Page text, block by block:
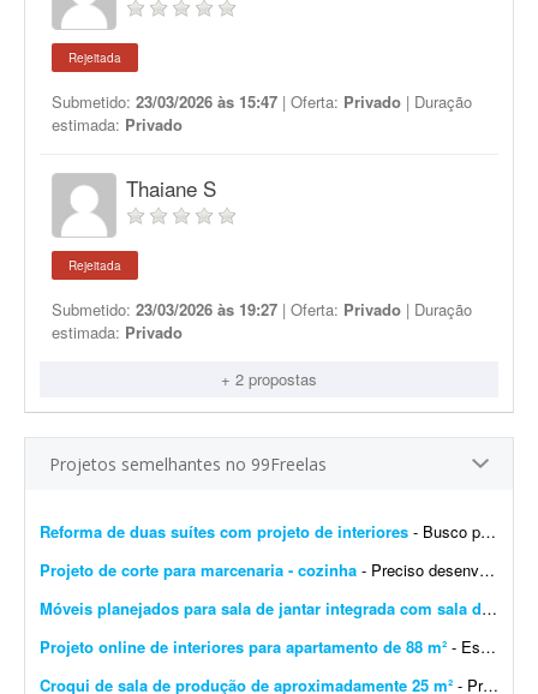
Rejeitada
Submetido: 23/03/2026 às 15:47 | Oferta: Privado | Duração
estimada: Privado
Thaiane S
Rejeitada
Submetido: 23/03/2026 às 19:27 | Oferta: Privado | Duração
estimada: Privado
+ 2 propostas
Projetos semelhantes no 99Freelas
Reforma de duas suítes com projeto de interiores - Busco profissional de arquitetura ou design de interiores para elaborar o projeto executivo completo da reforma de duas suítes e do ambiente integrado de estar e jantar, com dimensões...
Projeto de corte para marcenaria - cozinha - Preciso desenvolver o projeto de móveis da minha casa. Espero que o profissional proponha soluções baseadas nas medidas do ambiente e gere um projeto de corte compatível...
Móveis planejados para sala de jantar integrada com sala de TV
Projeto online de interiores para apartamento de 88 m² - Estou em busca de um(a) designer de interiores ou arquiteto(a) para me auxiliar em um projeto online de atualização do meu apartamento. O imóvel tem 88 m² e já est...
Croqui de sala de produção de aproximadamente 25 m² - Preciso fazer o croqui de uma sala de produção de aproximadamente 25 m². Enviarei fotos, medidas e um desenho para que seja feito.